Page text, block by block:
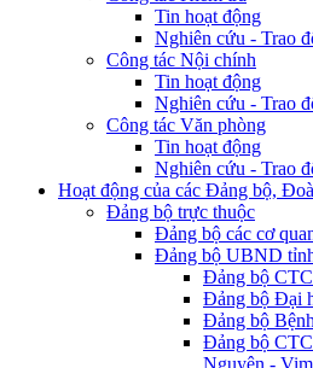
Tin hoạt động
Nghiên cứu - Trao
Công tác Nội chính
Tin hoạt động
Nghiên cứu - Trao
Công tác Văn phòng
Tin hoạt động
Nghiên cứu - Trao
Hoạt động của các Đảng bộ,
Đảng bộ trực thuộc
Đảng bộ các cơ
Đảng bộ UBND
Đảng bộ
Đảng bộ Đại
Đảng bộ
Đảng bộ
Nguyên -